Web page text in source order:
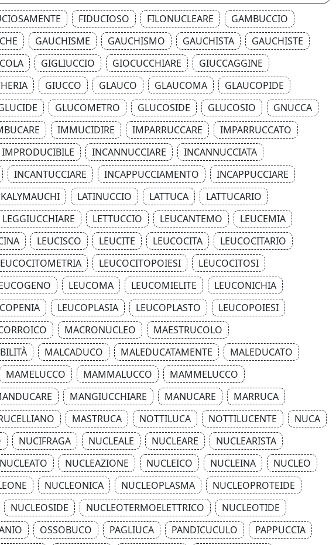
FIDUCIOSO FILONUCLEARE
GAMBUCCIO
GAUCHISME GAUCHISMO GAUCHISTA
GAUCHISTE
GIGLIUCCIO GIOCUCCHIARE
GIUCCAGGINE
GIUCCO GLAUCO GLAUCOMA
GLAUCOPIDE
GLUCOMETRO GLUCOSIDE GLUCOSIO
GNUCCA
IMMUCIDIRE IMPARRUCCARE
IMPARRUCCATO
IMPRODUCIBILE INCANNUCCIARE
INCANNUCCIATA
INCANTUCCIARE INCAPPUCCIAMENTO
INCAPPUCCIARE
KALYMAUCHI LATINUCCIO LATTUCA
LATTUCARIO
LEGGIUCCHIARE LETTUCCIO LEUCANTEMO
LEUCEMIA
LEUCISCO LEUCITE LEUCOCITA
LEUCOCITARIO
LEUCOCITOPOIESI
LEUCOCITOSI
LEUCOMA LEUCOMIELITE
LEUCONICHIA
LEUCOPLASIA LEUCOPLASTO
LEUCOPOIESI
MACRONUCLEO
MAESTRUCOLO
MALCADUCO MALEDUCATAMENTE
MALEDUCATO
MAMELUCCO MAMMALUCCO
MAMMELUCCO
MANGIUCCHIARE MANUCARE
MARRUCA
MASTRUCA NOTTILUCA NOTTILUCENTE
NUCA
NUCIFRAGA NUCLEALE NUCLEARE
NUCLEARISTA
NUCLEATO NUCLEAZIONE NUCLEICO NUCLEINA
NUCLEO
NUCLEONICA NUCLEOPLASMA
NUCLEOPROTEIDE
NUCLEOSIDE NUCLEOTERMOELETTRICO
NUCLEOTIDE
OSSOBUCO PAGLIUCA PANDICUCULO
PAPPUCCIA